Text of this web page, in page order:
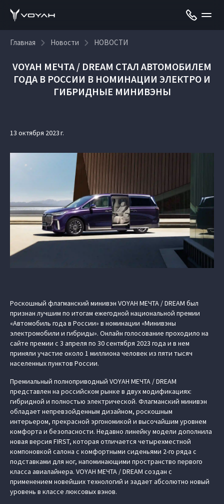
Главная Новости НОВОСТИ
VOYAH МЕЧТА / DREAM СТАЛ АВТОМОБИЛЕМ
ГОДА В РОССИИ В НОМИНАЦИИ ЭЛЕКТРО И
ГИБРИДНЫЕ МИНИВЭНЫ
13 октября 2023 г.
Роскошный флагманский минивэн VOYAH МЕЧТА / DREAM был
признан лучшим по итогам ежегодной национальной премии
«Автомобиль года в России» в номинации «Минивэны
электромобили и гибриды». Онлайн голосование проходило на
сайте премии с 3 апреля по 30 сентября 2023 года и в нем
приняли участие около 1 миллиона человек из пяти тысяч
населенных пунктов России.
Премиальный полноприводный VOYAH МЕЧТА / DREAM
представлен на российском рынке в двух модификациях:
гибридной и полностью электрической. Флагманский минивэн
обладает непревзойденным дизайном, роскошным
интерьером, прекрасной эргономикой и высочайшим уровнем
комфорта и безопасности. Недавно линейку модели дополнила
новая версия FIRST, которая отличается четырехместной
компоновкой салона с комфортными сиденьями 2-го ряда с
подставками для ног, напоминающими пространство первого
класса авиалайнера. VOYAH МЕЧТА / DREAM создан с
применением новейших технологий и задает абсолютно новый
уровень в классе люксовых вэнов.